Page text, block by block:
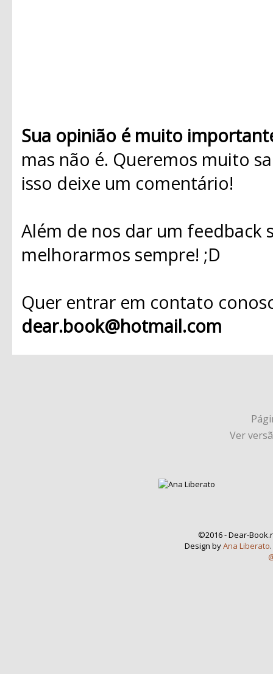
Sua opinião é muito
mas não é. Queremos muito
isso deixe um comentário!
Além de nos dar um
melhorarmos sempre! ;D
Quer entrar em contato
dear.book@hotmail.com
Ver
©2016 - Dear-
Design byAna Liberato